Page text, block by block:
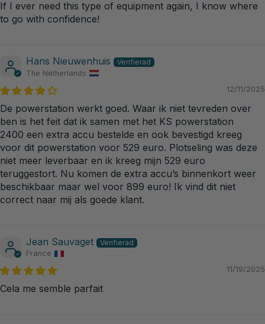
If I ever need this type of equipment again, I know where
to go with confidence!
Hans Nieuwenhuis
The Netherlands
12/11/2025
De powerstation werkt goed. Waar ik niet tevreden over
ben is het feit dat ik samen met het KS powerstation
2400 een extra accu bestelde en ook bevestigd kreeg
voor dit powerstation voor 529 euro. Plotseling was deze
niet meer leverbaar en ik kreeg mijn 529 euro
teruggestort. Nu komen de extra accu’s binnenkort weer
beschikbaar maar wel voor 899 euro! Ik vind dit niet
correct naar mij als goede klant.
Jean Sauvaget
France
11/19/2025
Cela me semble parfait